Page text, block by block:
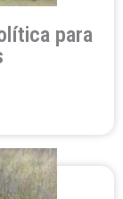
para